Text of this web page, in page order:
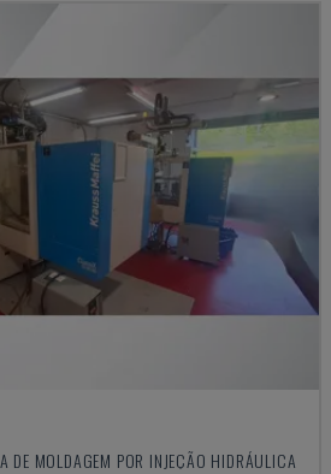
DE MOLDAGEM POR INJEÇÃO HIDRÁULICA